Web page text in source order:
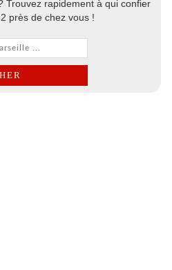
Trouvez rapidement à qui confier
près de chez vous !